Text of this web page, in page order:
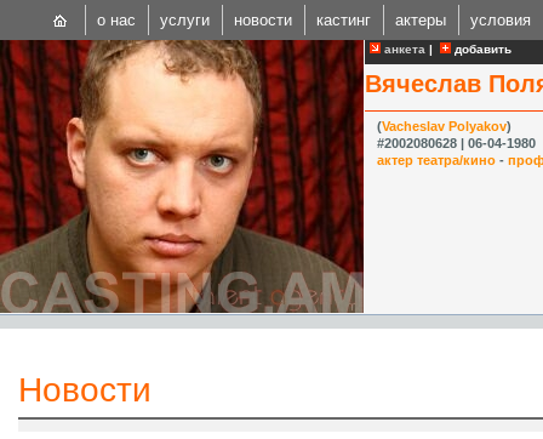
анкета | добавить
Вячеслав
(Vacheslav Polyakov)
#2002080628 | 06-04-1980
актер театра/кино -
Новости
о нас услуги новости кастинг актеры условия